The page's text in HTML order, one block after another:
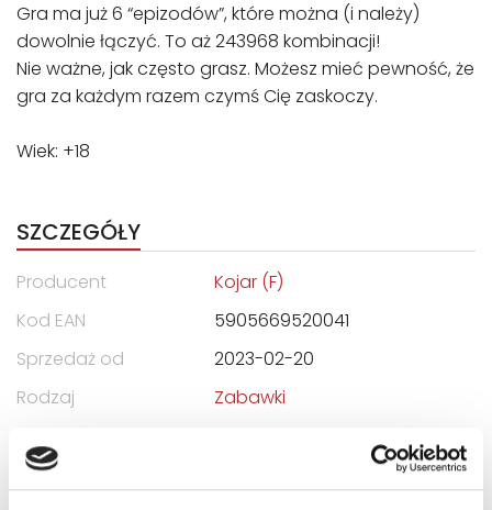
Gra ma już 6 “epizodów”, które można (i należy)
dowolnie łączyć. To aż 243968 kombinacji!
Nie ważne, jak często grasz. Możesz mieć pewność, że
gra za każdym razem czymś Cię zaskoczy.
Wiek: +18
SZCZEGÓŁY
Producent
Kojar (F)
Kod EAN
5905669520041
Sprzedaż od
2023-02-20
Rodzaj
Zabawki
Zwrot towaru
Brak prawa zwrotu